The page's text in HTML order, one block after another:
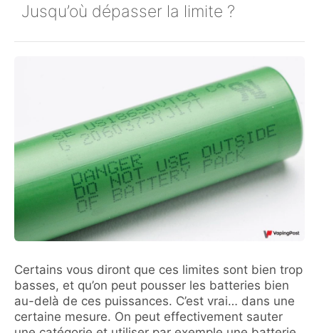
Jusqu’où dépasser la limite ?
Certains vous diront que ces limites sont bien trop
basses, et qu’on peut pousser les batteries bien
au-delà de ces puissances. C’est vrai… dans une
certaine mesure. On peut effectivement sauter